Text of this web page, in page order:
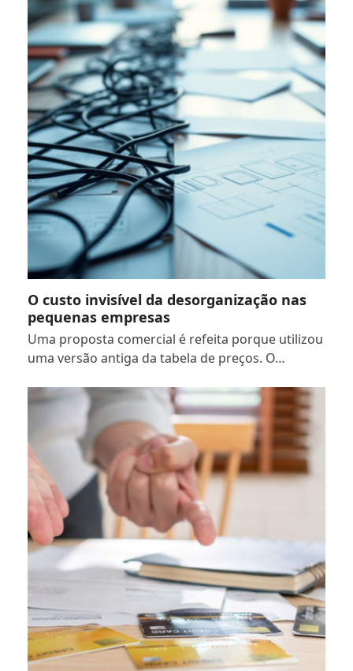
O custo invisível da desorganização nas
pequenas empresas
Uma proposta comercial é refeita porque utilizou
uma versão antiga da tabela de preços. O…